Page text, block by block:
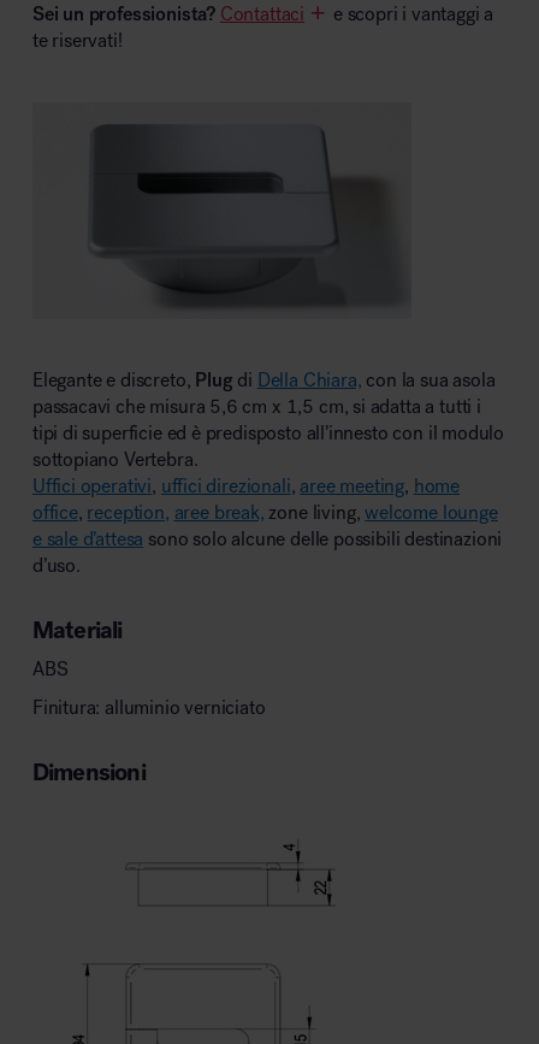
Sei un professionista? Contattaci
e scopri i vantaggi a
te riservati!
Elegante e discreto, Plug di Della Chiara, con la sua asola
passacavi che misura 5,6 cm x 1,5 cm, si adatta a tutti i
tipi di superficie ed è predisposto all’innesto con il modulo
sottopiano Vertebra.
Uffici operativi, uffici direzionali, aree meeting, home
office, reception, aree break, zone living,welcome lounge
e sale d’attesa sono solo alcune delle possibili destinazioni
d’uso.
Materiali
ABS
Finitura: alluminio verniciato
Dimensioni